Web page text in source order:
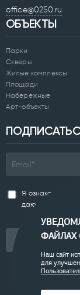
office@0250.ru
ОБЪЕКТЫ
Парки
Скверы
Жилые комплексы
Площади
Набережные
Арт-объекты
Я ознакомлен(а)
даю согласие
ФАЙЛАХ
Наш сайт
для